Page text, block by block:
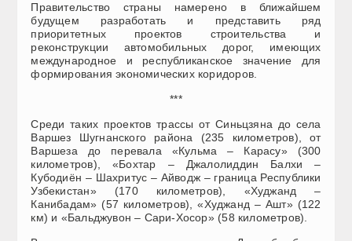
Правительство страны намерено в ближайшем
будущем разработать и представить ряд
приоритетных проектов строительства и
реконструкции автомобильных дорог, имеющих
международное и республиканское значение для
формирования экономических коридоров.
***
Среди таких проектов трассы от Синьцзяна до села
Варшез Шугнанского района (235 километров), от
Варшеза до перевала «Кульма – Карасу» (300
километров), «Бохтар – Джалолиддин Балхи –
Кубодиён – Шахритус – Айводж – граница Республики
Узбекистан» (170 километров), «Худжанд –
Канибадам» (57 километров), «Худжанд – Ашт» (122
км) и «Бальджувон – Сари-Хосор» (58 километров).